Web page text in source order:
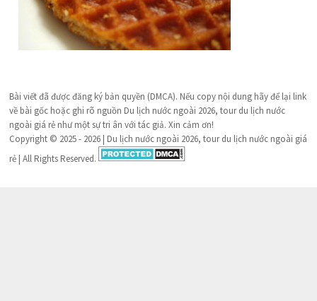
Bài viết đã được đăng ký bản quyền (DMCA). Nếu copy nội dung hãy để lại link
về bài gốc hoặc ghi rõ nguồn Du lịch nước ngoài 2026, tour du lịch nước
ngoài giá rẻ như một sự tri ân với tác giả. Xin cảm ơn!
Copyright © 2025 - 2026 | Du lịch nước ngoài 2026, tour du lịch nước ngoài giá
rẻ | All Rights Reserved.